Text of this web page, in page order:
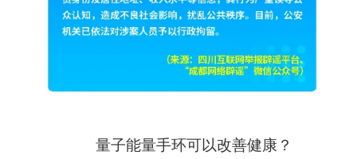
量子能量手环可以改善健康？